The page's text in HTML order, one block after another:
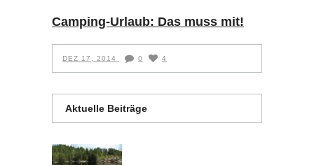
Camping-Urlaub: Das muss mit!
DEZ 17, 2014 0 4
Aktuelle Beiträge